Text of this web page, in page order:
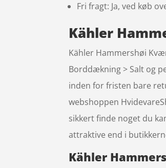
Fri fragt: Ja, ved køb
Kähler
Kähler Hammershøi
Borddækning > Salt og
inden for fristen bare
webshoppen
sikkert finde noget du
attraktive end i
Kähler